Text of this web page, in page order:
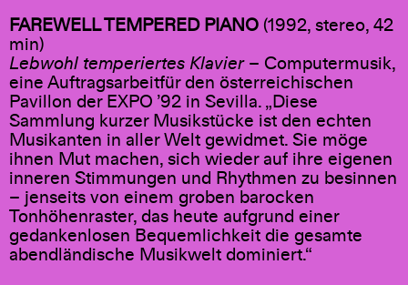
FAREWELL TEMPERED PIANO (1992, stereo, 42
min)
Lebwohl temperiertes Klavier– Computermusik,
eine Auftragsarbeitfür den österreichischen
Pavillon der EXPO ’92 in Sevilla. „Diese
Sammlung kurzer Musikstücke ist den echten
Musikanten in aller Welt gewidmet. Sie möge
ihnen Mut machen, sich wieder auf ihre eigenen
inneren Stimmungen und Rhythmen zu besinnen
– jenseits von einem groben barocken
Tonhöhenraster, das heute aufgrund einer
gedankenlosen Bequemlichkeit die gesamte
abendländische Musikwelt dominiert.“